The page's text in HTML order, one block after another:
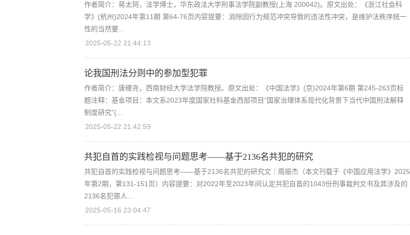
作者简介：蒋太珂，法学博士，华东政法大学刑事法学院副教授(上海 200042)。原文出处：《浙江社会科
学》(杭州)2024年第11期 第64-76页内容提要：消除因行为规范冲突导致的违法性冲突，是维护法秩序统一
性的当然要...
2025-05-22 21:44:13
论我国刑法分则中的参加型犯罪
作者简介：唐稷尧，西南财经大学法学院教授。原文出处：《中国法学》(京)2024年第6期 第245-263页标
题注释：基金项目：本文系2023年度国家社科基金西部项目“国家治理体系现代化背景下当代中国刑法解释
制度研究”(...
2025-05-22 21:42:59
共犯自首的实践检视与问题思考——基于2136名共犯的研究
共犯自首的实践检视与问题思考——基于2136名共犯的研究文｜周振杰（本文刊载于《中国应用法学》2025
年第2期，第131-151页）内容提要：对2022年至2023年间认定共犯自首的1043份刑事裁判文书及其涉及的
2136名犯罪人...
2025-05-16 23:04:47